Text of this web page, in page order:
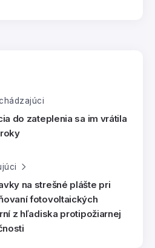
do zateplenia sa im vrátila
na strešné plášte pri
fotovoltaických
z hľadiska protipožiarnej